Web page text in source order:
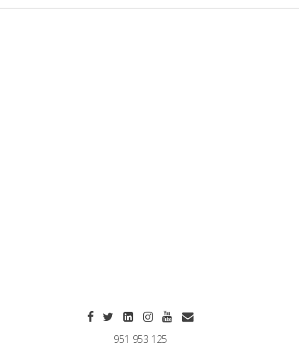
951 953 125